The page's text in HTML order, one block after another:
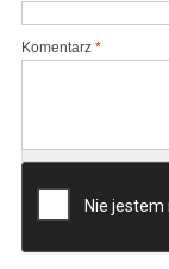
Komentarz *